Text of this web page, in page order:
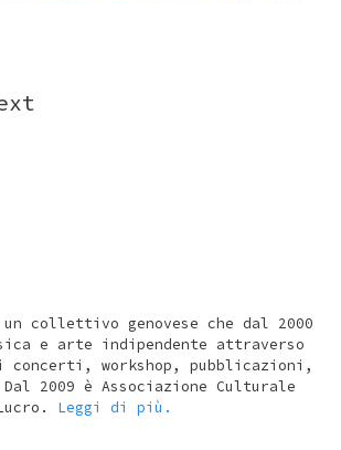
un collettivo genovese che dal 2000
e arte indipendente attraverso
concerti, workshop, pubblicazioni,
2009 è Associazione Culturale
Leggi di più.